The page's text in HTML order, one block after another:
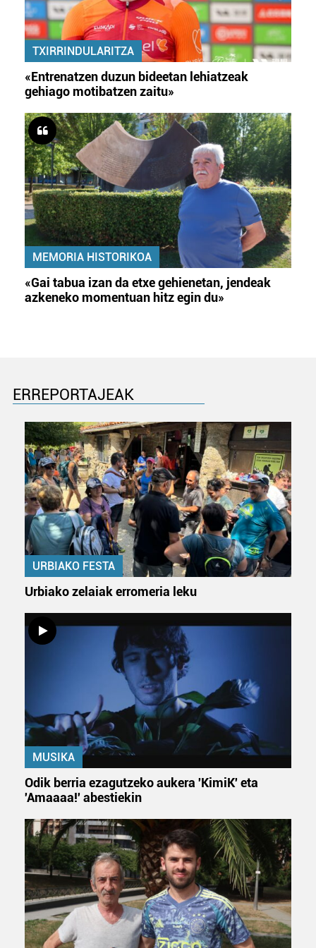
TXIRRINDULARITZA
«Entrenatzen duzun bideetan lehiatzeak
gehiago motibatzen zaitu»
MEMORIA HISTORIKOA
«Gai tabua izan da etxe gehienetan, jendeak
azkeneko momentuan hitz egin du»
ERREPORTAJEAK
URBIAKO FESTA
Urbiako zelaiak erromeria leku
MUSIKA
Odik berria ezagutzeko aukera 'KimiK' eta
'Amaaaa!' abestiekin